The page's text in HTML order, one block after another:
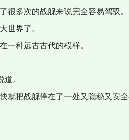
多次的战舰来说完全容易驾驭。
世界了。
一种远古古代的模样。
。
把战舰停在了一处又隐秘又安全